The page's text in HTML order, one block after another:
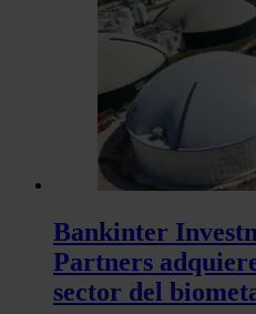
Bankinter
Partners
sector del